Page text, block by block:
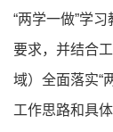
“两学一做”学
要求，并结合
域）全面落实“
工作思路和具